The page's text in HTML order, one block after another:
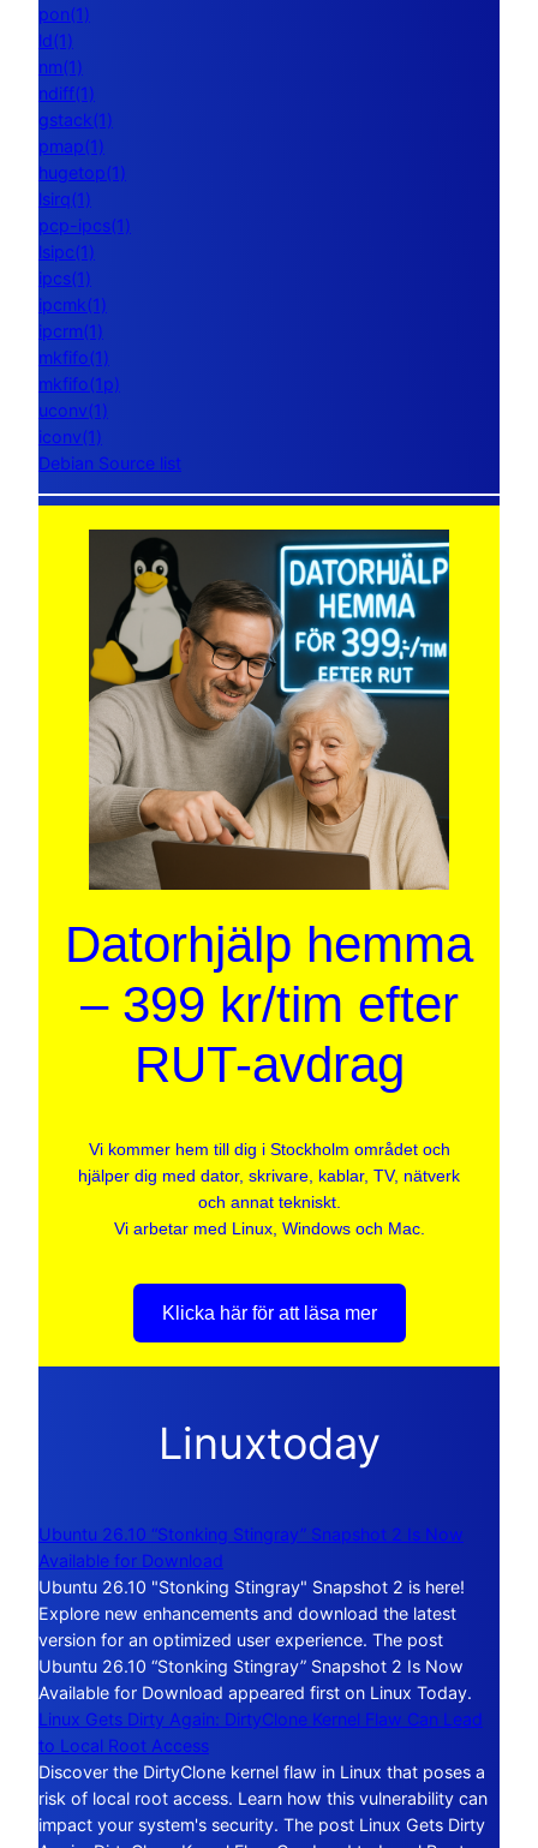
pon(1)
ld(1)
nm(1)
ndiff(1)
gstack(1)
pmap(1)
hugetop(1)
lsirq(1)
pcp-ipcs(1)
lsipc(1)
ipcs(1)
ipcmk(1)
ipcrm(1)
mkfifo(1)
mkfifo(1p)
uconv(1)
iconv(1)
Debian Source list
Datorhjälp hemma
– 399 kr/tim efter
RUT-avdrag
Vi kommer hem till dig i Stockholm området och
hjälper dig med dator, skrivare, kablar, TV, nätverk
och annat tekniskt.
Vi arbetar med Linux, Windows och Mac.
Klicka här för att läsa mer
Linuxtoday
Ubuntu 26.10 “Stonking Stingray” Snapshot 2 Is Now
Available for Download
Ubuntu 26.10 "Stonking Stingray" Snapshot 2 is here!
Explore new enhancements and download the latest
version for an optimized user experience. The post
Ubuntu 26.10 “Stonking Stingray” Snapshot 2 Is Now
Available for Download appeared first on Linux Today.
Linux Gets Dirty Again: DirtyClone Kernel Flaw Can Lead
to Local Root Access
Discover the DirtyClone kernel flaw in Linux that poses a
risk of local root access. Learn how this vulnerability can
impact your system's security. The post Linux Gets Dirty